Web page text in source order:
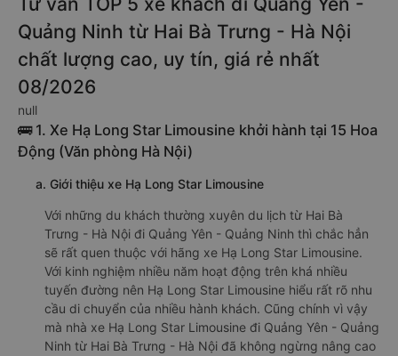
Quảng Ninh từ Hai Bà Trưng - Hà Nội
chất lượng cao, uy tín, giá rẻ nhất
08/2026
null
🚌 1. Xe Hạ Long Star Limousine khởi hành tại 15 Hoa
Động (Văn phòng Hà Nội)
a. Giới thiệu xe Hạ Long Star Limousine
Với những du khách thường xuyên du lịch từ Hai Bà
Trưng - Hà Nội đi Quảng Yên - Quảng Ninh thì chắc hẳn
sẽ rất quen thuộc với hãng xe Hạ Long Star Limousine.
Với kinh nghiệm nhiều năm hoạt động trên khá nhiều
tuyến đường nên Hạ Long Star Limousine hiểu rất rõ nhu
cầu di chuyển của nhiều hành khách. Cũng chính vì vậy
mà nhà xe Hạ Long Star Limousine đi Quảng Yên - Quảng
Ninh từ Hai Bà Trưng - Hà Nội đã không ngừng nâng cao